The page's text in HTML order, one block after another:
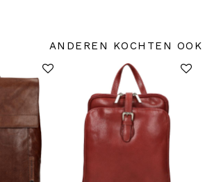
ANDEREN KOCHTEN OOK